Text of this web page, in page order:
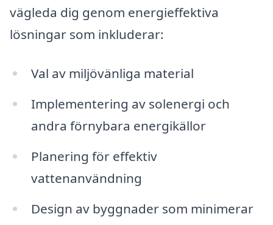
vägleda dig genom energieffektiva
lösningar som inkluderar:
Val av miljövänliga material
Implementering av solenergi och
andra förnybara energikällor
Planering för effektiv
vattenanvändning
Design av byggnader som minimerar